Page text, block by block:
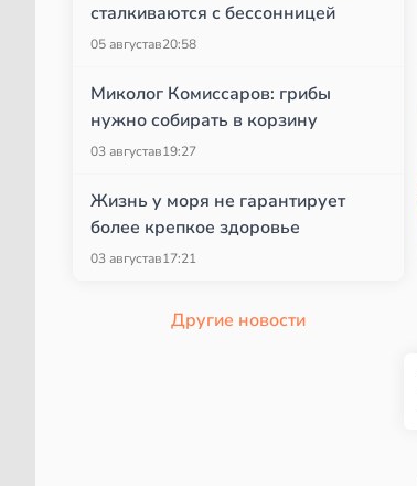
сталкиваются с бессонницей
05 августав20:58
Миколог Комиссаров: грибы
нужно собирать в корзину
03 августав19:27
Жизнь у моря не гарантирует
более крепкое здоровье
03 августав17:21
Другие новости